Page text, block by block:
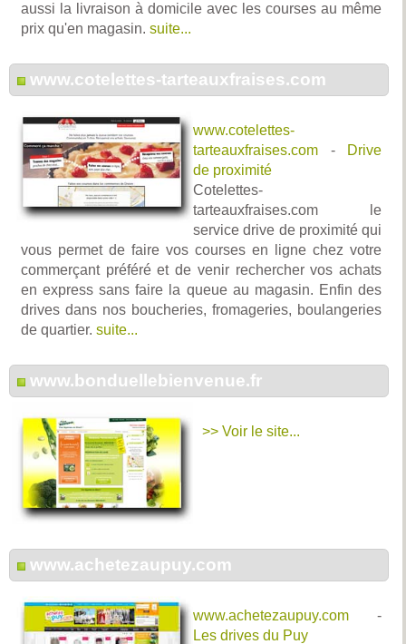
aussi la livraison à domicile avec les courses au même
prix qu'en magasin. suite...
www.cotelettes-tarteauxfraises.com
www.cotelettes-
tarteauxfraises.com -
Drive
de proximité
Cotelettes-
tarteauxfraises.com le
service drive de proximité qui
vous permet de faire vos courses en ligne chez votre
commerçant préféré et de venir rechercher vos achats
en express sans faire la queue au magasin. Enfin des
drives dans nos boucheries, fromageries, boulangeries
de quartier. suite...
www.bonduellebienvenue.fr
>> Voir le site...
www.achetezaupuy.com
www.achetezaupuy.com -
Les drives du Puy